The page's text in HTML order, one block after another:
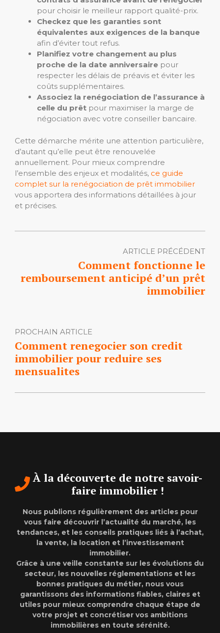
pour choisir le meilleur rapport qualité-prix.
Checkez que les garanties sont
équivalentes aux exigences de la banque
afin d’éviter tout refus.
Planifiez votre changement au plus
proche de la date anniversaire pour
respecter les délais de préavis et éviter les
coûts supplémentaires.
Associez la renégociation de l’assurance à
celle du prêt pour maximiser la marge de
négociation avec votre conseiller bancaire.
Cette démarche mérite une attention particulière,
d’autant qu’elle peut être renouvelée
annuellement. Pour mieux comprendre
l’ensemble des enjeux et modalités, ce guide
complet sur la renégociation de prêt immobilier
vous apportera des informations détaillées à jour
et précises.
ARTICLE PRÉCÉDENT
Comment fonctionne le
remboursement anticipé d’un prêt
immobilier
PROCHAIN ARTICLE
Comment renegocier son credit
immobilier pour reduire ses
mensualites
À la découverte de notre savoir-
faire immobilier !
Nous publions régulièrement des articles pour
vous faire découvrir l’actualité du marché, les
tendances, et les conseils pratiques liés à l’achat,
la vente, la location et l’investissement
immobilier.
Grâce à une veille constante sur les évolutions du
secteur, les nouvelles réglementations et les
bonnes pratiques du métier, nous vous
garantissons des informations fiables, claires et
utiles pour mieux comprendre chaque étape de
votre projet et concrétiser vos ambitions
immobilières en toute sérénité.